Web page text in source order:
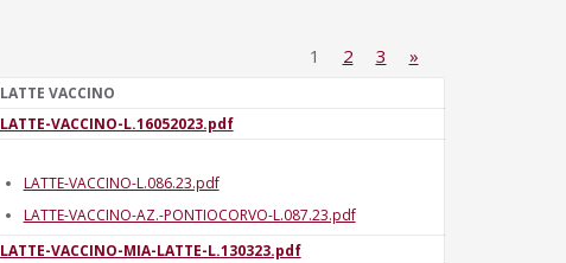
1 2 3 »
LATTE VACCINO
LATTE-VACCINO-L.16052023.pdf
LATTE-VACCINO-L.086.23.pdf
LATTE-VACCINO-AZ.-PONTIOCORVO-L.087.23.pdf
LATTE-VACCINO-MIA-LATTE-L.130323.pdf